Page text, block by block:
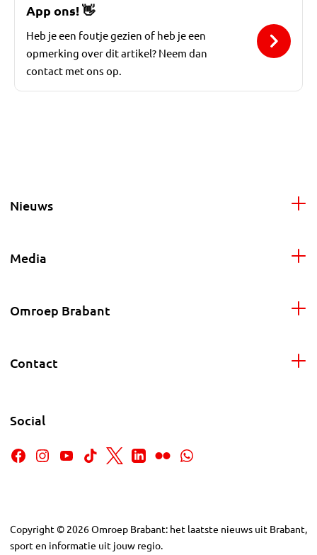
App ons!👋
Heb je een foutje gezien of heb je een
opmerking over dit artikel? Neem dan
contact met ons op.
Nieuws
Media
Omroep Brabant
Contact
Social
Copyright © 2026Omroep Brabant: het laatste nieuws uit Brabant,
sport en informatie uit jouw regio.